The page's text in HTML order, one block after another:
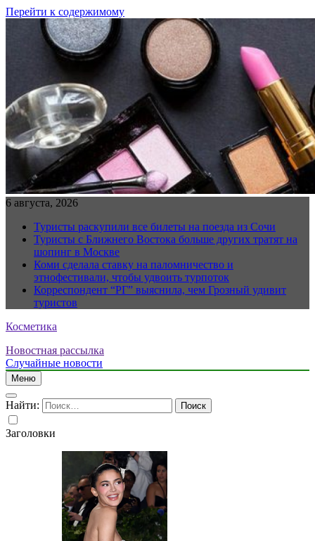
Перейти к содержимому
6 августа, 2026
Туристы раскупили все билеты на поезда из Сочи
Туристы с Ближнего Востока больше других тратят на
шопинг в Москве
Коми сделала ставку на паломничество и
этнофестивали, чтобы удвоить турпоток
Корреспондент “РГ” выяснила, чем Грозный удивит
туристов
Косметика
Новостная рассылка
Случайные новости
Меню
Найти:
Заголовки